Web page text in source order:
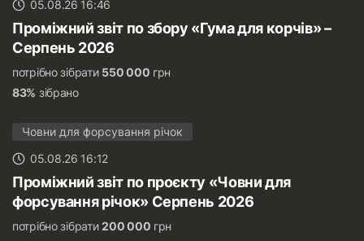
05.08.26 16:46
Проміжний звіт по збору «Гума для корчів» –
Серпень 2026
потрібно зібрати 550 000 грн
83% зібрано
Човни для форсування річок
05.08.26 16:12
Проміжний звіт по проєкту «Човни для
форсування річок» Серпень 2026
потрібно зібрати200 000 грн